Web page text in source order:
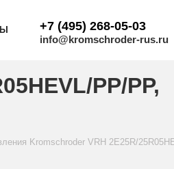
+7 (495) 268-05-03
info@kromschroder-rus.ru
PP/PP,
Kromschroder VRH 2E25R/